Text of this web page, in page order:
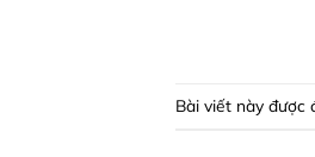
Bài viết này được